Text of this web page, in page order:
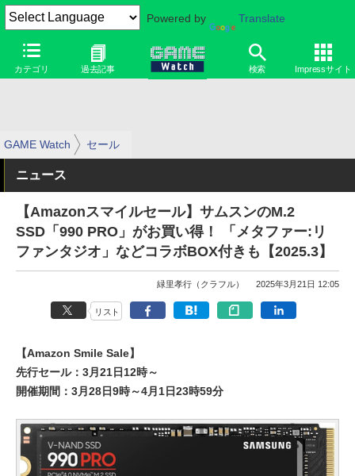
Powered by Translate
カテゴリ 過去記事 検索 Impressサイト
GAME Watch セール
ニュース
【Amazonスマイルセール】サムスンのM.2
SSD「990 PRO」がお買い得！ 「メタファー:リ
ファンタジオ」などコラボBOX付きも【2025.3】
緑里孝行（クラフル） 2025年3月21日 12:05
リスト
【Amazon Smile Sale】
先行セール：3月21日12時～
開催期間：3月28日9時～4月1日23時59分